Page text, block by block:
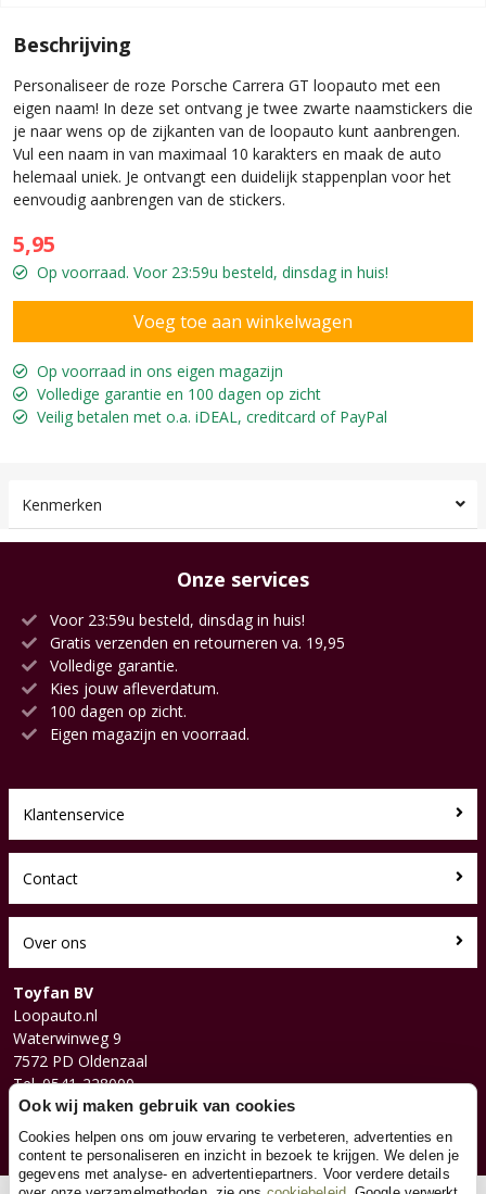
Beschrijving
Personaliseer de roze Porsche Carrera GT loopauto met een
eigen naam! In deze set ontvang je twee zwarte naamstickers die
je naar wens op de zijkanten van de loopauto kunt aanbrengen.
Vul een naam in van maximaal 10 karakters en maak de auto
helemaal uniek. Je ontvangt een duidelijk stappenplan voor het
eenvoudig aanbrengen van de stickers.
5,95
Op voorraad. Voor 23:59u besteld, dinsdag in huis!
Op voorraad in ons eigen magazijn
Volledige garantie en 100 dagen op zicht
Veilig betalen met o.a. iDEAL, creditcard of PayPal
Kenmerken
Onze services
Voor 23:59u besteld, dinsdag in huis!
Gratis verzenden en retourneren va. 19,95
Volledige garantie.
Kies jouw afleverdatum.
100 dagen op zicht.
Eigen magazijn en voorraad.
Klantenservice
Contact
Over ons
Toyfan BV
Loopauto.nl
Waterwinweg 9
7572 PD Oldenzaal
Tel. 0541-228000
Facebook
Instagram
Ook wij maken gebruik van cookies
Cookies helpen ons om jouw ervaring te verbeteren, advertenties en
content te personaliseren en inzicht in bezoek te krijgen. We delen je
gegevens met analyse- en advertentiepartners. Voor verdere details